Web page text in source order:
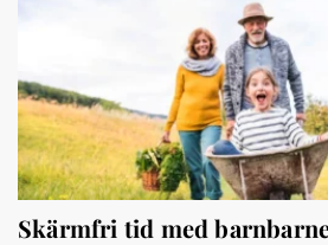
Skärmfri tid med